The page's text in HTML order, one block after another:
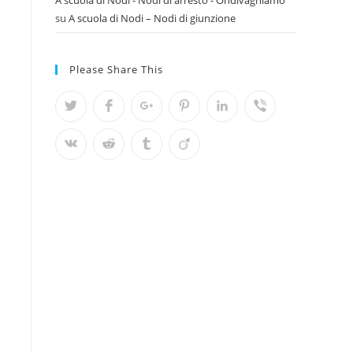
su A scuola di Nodi – Nodi di giunzione
Please Share This